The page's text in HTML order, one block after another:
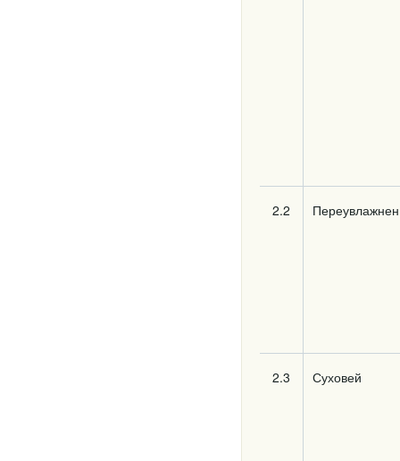
2.2
2.3 Суховей